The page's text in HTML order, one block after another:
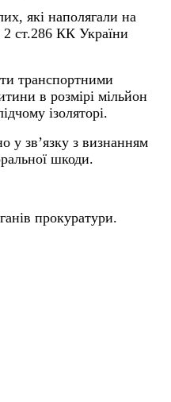
які наполягали на
2 ст.286 КК України
транспортними
в розмірі мільйон
ізоляторі.
у зв’язку з визнанням
шкоди.
прокуратури.